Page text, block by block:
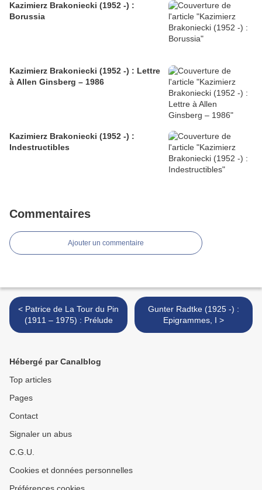
Kazimierz Brakoniecki (1952 -) :
Borussia
Kazimierz Brakoniecki (1952 -) : Lettre
à Allen Ginsberg – 1986
Kazimierz Brakoniecki (1952 -) :
Indestructibles
Commentaires
Ajouter un commentaire
< Patrice de La Tour du Pin
(1911 – 1975) : Prélude
Gunter Radtke (1925 -) :
Epigrammes, I >
Hébergé par Canalblog
Top articles
Pages
Contact
Signaler un abus
C.G.U.
Cookies et données personnelles